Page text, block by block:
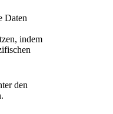
Daten
indem
den